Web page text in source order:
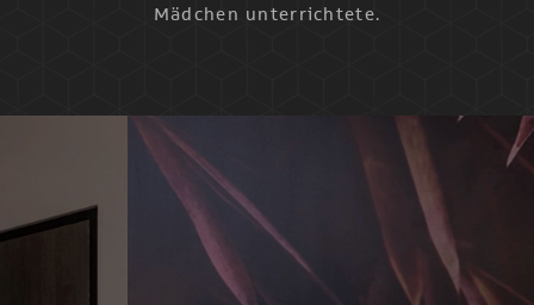
Mädchen unterrichtete.